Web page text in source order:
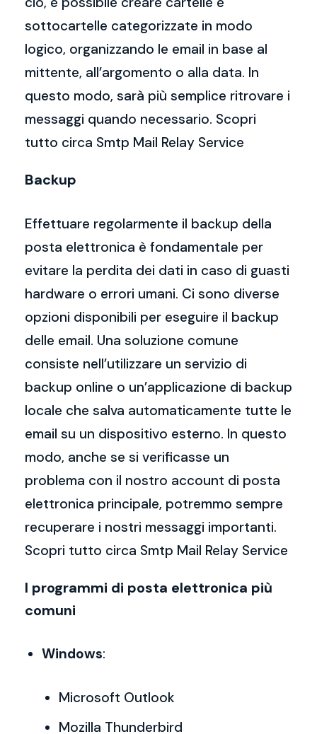
sottocartelle categorizzate in modo
logico, organizzando le email in base al
mittente, all’argomento o alla data. In
questo modo, sarà più semplice ritrovare i
messaggi quando necessario. Scopri
tutto circa Smtp Mail Relay Service
Backup
Effettuare regolarmente il backup della
posta elettronica è fondamentale per
evitare la perdita dei dati in caso di guasti
hardware o errori umani. Ci sono diverse
opzioni disponibili per eseguire il backup
delle email. Una soluzione comune
consiste nell’utilizzare un servizio di
backup online o un’applicazione di backup
locale che salva automaticamente tutte le
email su un dispositivo esterno. In questo
modo, anche se si verificasse un
problema con il nostro account di posta
elettronica principale, potremmo sempre
recuperare i nostri messaggi importanti.
Scopri tutto circa Smtp Mail Relay Service
I programmi di posta elettronica più
comuni
Windows:
Microsoft Outlook
Mozilla Thunderbird